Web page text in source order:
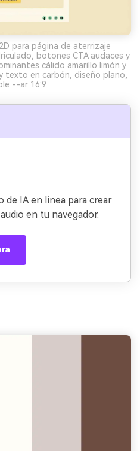
para página de aterrizaje
botones CTA audaces y
cálido amarillo limón y
texto en carbón, diseño plano,
--ar 16:9
de IA en línea para crear
en tu navegador.